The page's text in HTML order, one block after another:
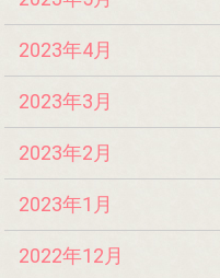
2023年4月
2023年3月
2023年2月
2023年1月
2022年12月